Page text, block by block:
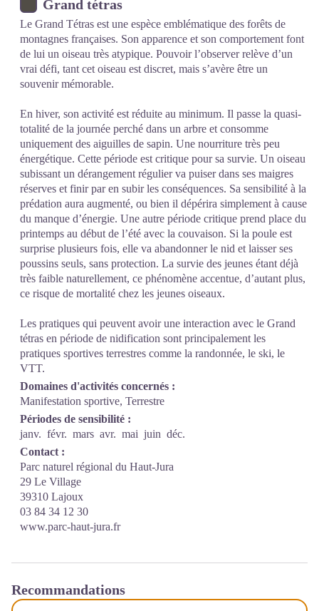
Grand tétras
Le Grand Tétras est une espèce emblématique des forêts de
montagnes françaises. Son apparence et son comportement font
de lui un oiseau très atypique. Pouvoir l’observer relève d’un
vrai défi, tant cet oiseau est discret, mais s’avère être un
souvenir mémorable.
En hiver, son activité est réduite au minimum. Il passe la quasi-
totalité de la journée perché dans un arbre et consomme
uniquement des aiguilles de sapin. Une nourriture très peu
énergétique. Cette période est critique pour sa survie. Un oiseau
subissant un dérangement régulier va puiser dans ses maigres
réserves et finir par en subir les conséquences. Sa sensibilité à la
prédation aura augmenté, ou bien il dépérira simplement à cause
du manque d’énergie. Une autre période critique prend place du
printemps au début de l’été avec la couvaison. Si la poule est
surprise plusieurs fois, elle va abandonner le nid et laisser ses
poussins seuls, sans protection. La survie des jeunes étant déjà
très faible naturellement, ce phénomène accentue, d’autant plus,
ce risque de mortalité chez les jeunes oiseaux.
Les pratiques qui peuvent avoir une interaction avec le Grand
tétras en période de nidification sont principalement les
pratiques sportives terrestres comme la randonnée, le ski, le
VTT.
Domaines d'activités concernés :
Manifestation sportive, Terrestre
Périodes de sensibilité :
janv. févr. mars avr. mai juin déc.
Contact :
Parc naturel régional du Haut-Jura
29 Le Village
39310 Lajoux
03 84 34 12 30
www.parc-haut-jura.fr
Recommandations